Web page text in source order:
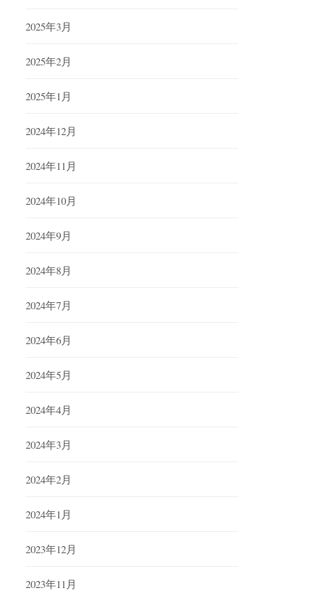
2025年3月
2025年2月
2025年1月
2024年12月
2024年11月
2024年10月
2024年9月
2024年8月
2024年7月
2024年6月
2024年5月
2024年4月
2024年3月
2024年2月
2024年1月
2023年12月
2023年11月